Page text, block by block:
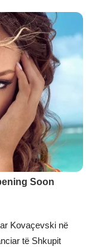
Kovaçevski në
të Shkupit